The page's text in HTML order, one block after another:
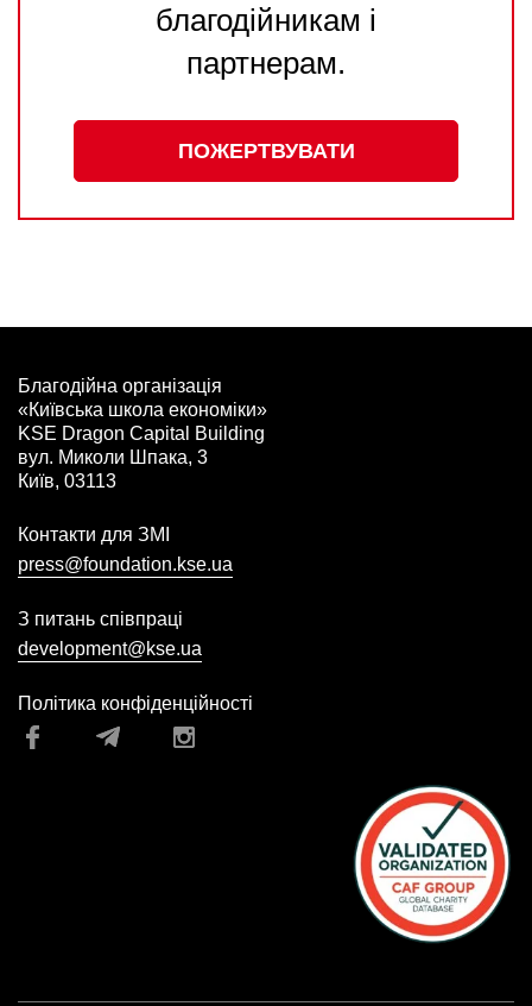
благодійникам і
партнерам.
ПОЖЕРТВУВАТИ
Благодійна організація
«Київська школа економіки»
KSE Dragon Capital Building
вул. Миколи Шпака, 3
Київ, 03113
Контакти для ЗМІ
press@foundation.kse.ua
З питань співпраці
development@kse.ua
Політика конфіденційності